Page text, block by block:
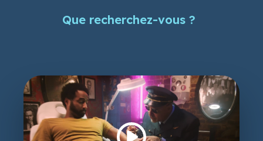
Que recherchez-vous ?